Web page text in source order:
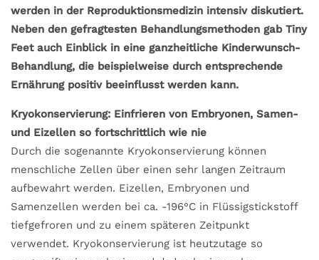
werden in der Reproduktionsmedizin intensiv diskutiert.
Neben den gefragtesten Behandlungsmethoden gab Tiny
Feet auch Einblick in eine ganzheitliche Kinderwunsch-
Behandlung, die beispielweise durch entsprechende
Ernährung positiv beeinflusst werden kann.
Kryokonservierung: Einfrieren von Embryonen, Samen-
und Eizellen so fortschrittlich wie nie
Durch die sogenannte Kryokonservierung können
menschliche Zellen über einen sehr langen Zeitraum
aufbewahrt werden. Eizellen, Embryonen und
Samenzellen werden bei ca. -196°C in Flüssigstickstoff
tiefgefroren und zu einem späteren Zeitpunkt
verwendet. Kryokonservierung ist heutzutage so